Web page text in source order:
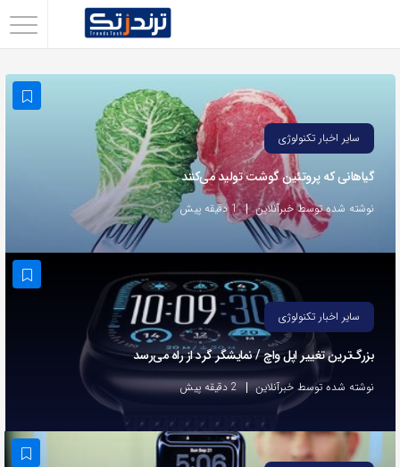
استفاده
روش‌های
زیر
این
دوستان
خود
اشتراک
بگذارید.
سایر اخبار تکنولوژی
گیاهانی که پروتئین گوشت تولید می‌کنند
نوشته شده توسط خبرآنلاین 1 دقیقه پیش
سایر اخبار تکنولوژی
بزرگ‌ترین تغییر اپل واچ / نمایشگر گرد از راه می‌رسد
نوشته شده توسط خبرآنلاین 2 دقیقه پیش